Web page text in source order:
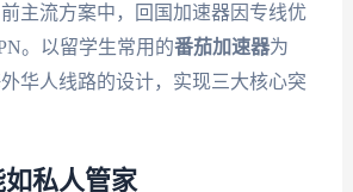
主流方案中，回国加速器因专线优
。以留学生常用的番茄加速器为
华人线路的设计，实现三大核心突
私人管家